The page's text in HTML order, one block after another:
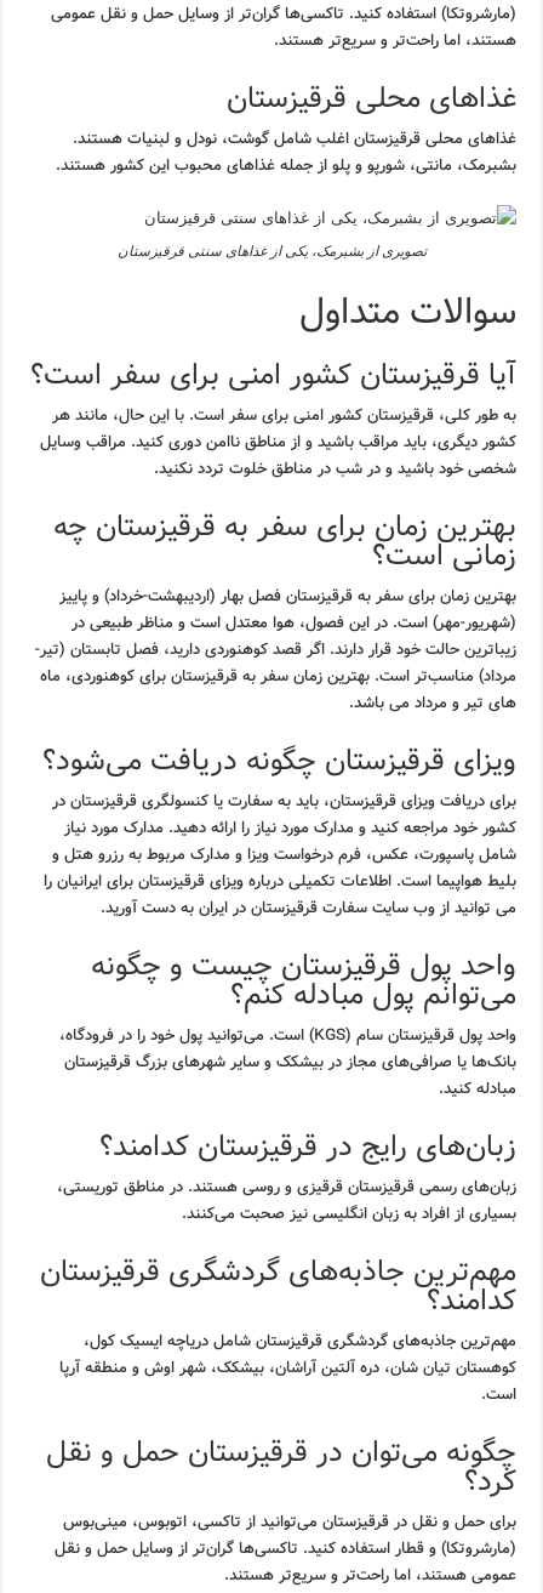
(مارشروتکا) استفاده کنید. تاکسی‌ها گران‌تر از وسایل حمل و نقل عمومی
هستند، اما راحت‌تر و سریع‌تر هستند.
غذاهای محلی قرقیزستان
غذاهای محلی قرقیزستان اغلب شامل گوشت، نودل و لبنیات هستند.
بشبرمک، مانتی، شورپو و پلو از جمله غذاهای محبوب این کشور هستند.
تصویری از بشبرمک، یکی از غذاهای سنتی قرقیزستان
سوالات متداول
آیا قرقیزستان کشور امنی برای سفر است؟
به طور کلی، قرقیزستان کشور امنی برای سفر است. با این حال، مانند هر
کشور دیگری، باید مراقب باشید و از مناطق ناامن دوری کنید. مراقب وسایل
شخصی خود باشید و در شب در مناطق خلوت تردد نکنید.
بهترین زمان برای سفر به قرقیزستان چه
زمانی است؟
بهترین زمان برای سفر به قرقیزستان فصل بهار (اردیبهشت-خرداد) و پاییز
(شهریور-مهر) است. در این فصول، هوا معتدل است و مناظر طبیعی در
زیباترین حالت خود قرار دارند. اگر قصد کوهنوردی دارید، فصل تابستان (تیر-
مرداد) مناسب‌تر است. بهترین زمان سفر به قرقیزستان برای کوهنوردی، ماه
های تیر و مرداد می باشد.
ویزای قرقیزستان چگونه دریافت می‌شود؟
برای دریافت ویزای قرقیزستان، باید به سفارت یا کنسولگری قرقیزستان در
کشور خود مراجعه کنید و مدارک مورد نیاز را ارائه دهید. مدارک مورد نیاز
شامل پاسپورت، عکس، فرم درخواست ویزا و مدارک مربوط به رزرو هتل و
بلیط هواپیما است. اطلاعات تکمیلی درباره ویزای قرقیزستان برای ایرانیان را
می توانید از وب سایت سفارت قرقیزستان در ایران به دست آورید.
واحد پول قرقیزستان چیست و چگونه
می‌توانم پول مبادله کنم؟
واحد پول قرقیزستان سام (KGS) است. می‌توانید پول خود را در فرودگاه،
بانک‌ها یا صرافی‌های مجاز در بیشکک و سایر شهرهای بزرگ قرقیزستان
مبادله کنید.
زبان‌های رایج در قرقیزستان کدامند؟
زبان‌های رسمی قرقیزستان قرقیزی و روسی هستند. در مناطق توریستی،
بسیاری از افراد به زبان انگلیسی نیز صحبت می‌کنند.
مهم‌ترین جاذبه‌های گردشگری قرقیزستان
کدامند؟
مهم‌ترین جاذبه‌های گردشگری قرقیزستان شامل دریاچه ایسیک کول،
کوهستان تیان شان، دره آلتین آراشان، بیشکک، شهر اوش و منطقه آرپا
است.
چگونه می‌توان در قرقیزستان حمل و نقل
کرد؟
برای حمل و نقل در قرقیزستان می‌توانید از تاکسی، اتوبوس، مینی‌بوس
(مارشروتکا) و قطار استفاده کنید. تاکسی‌ها گران‌تر از وسایل حمل و نقل
عمومی هستند، اما راحت‌تر و سریع‌تر هستند.